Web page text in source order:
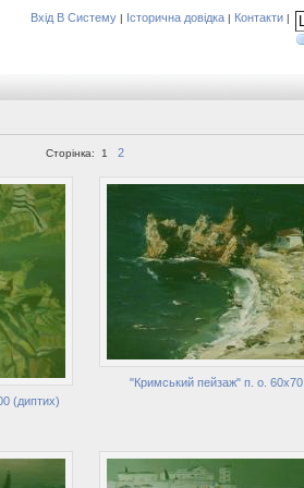
Вхід В Систему | Історична довідка | Контакти |
Сторінка: 1 2
(диптих)
"Кримський пейзаж" п. о. 60х70